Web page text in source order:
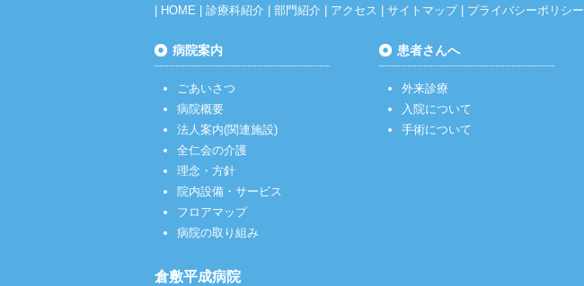
HOME 診療科紹介 部門紹介 アクセス サイトマップ| プライバシーポリシー
病院案内
ごあいさつ
病院概要
法人案内(関連施設)
全仁会の介護
理念・方針
院内設備・サービス
フロアマップ
病院の取り組み
患者さんへ
外来診療
入院について
手術について
倉敷平成病院